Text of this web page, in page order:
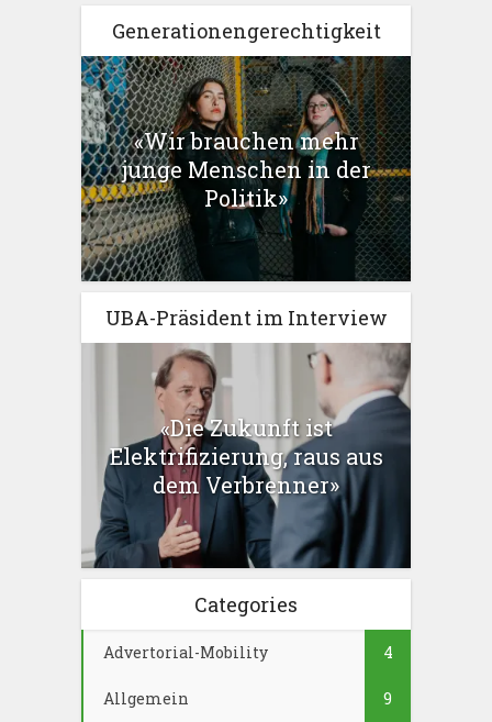
Generationengerechtigkeit
«Wir brauchen mehr
junge Menschen in der
Politik»
UBA-Präsident im Interview
«Die Zukunft ist
Elektrifizierung, raus aus
dem Verbrenner»
Categories
Advertorial-Mobility 4
Allgemein 9